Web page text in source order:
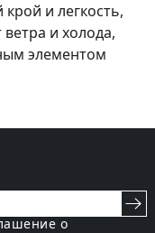
и легкость,
и холода,
элементом
о